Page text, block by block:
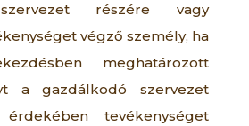
részére vagy
végző személy, ha
meghatározott
a gazdálkodó szervezet
tevékenységet